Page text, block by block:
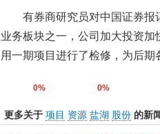
有券商研究员对中国证券报
业务板块之一，公司加大投资
用一期项目进行了检修，为后
0% 0%
更多关于 项目 资源 盐湖 股份 的新